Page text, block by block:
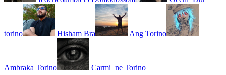
torino Hisham Bra Ang Torino
Ambraka Torino Carmi_ne Torino